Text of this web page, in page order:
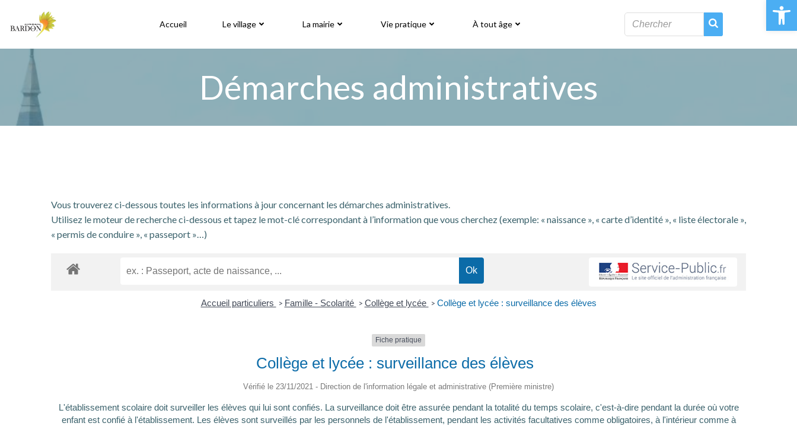
Ouvrir
contenu
Accueil Le village La mairie Vie pratique À tout âge
Démarches administratives
Vous trouverez ci-dessous toutes les informations à jour concernant les démarches administratives.
Utilisez le moteur de recherche ci-dessous et tapez le mot-clé correspondant à l’information que vous cherchez (exemple: « naissance », « carte d’identité », « liste électorale »,
« permis de conduire », « passeport »…)
Accueil particuliers > Famille - Scolarité > Collège et lycée > Collège et lycée : surveillance des élèves
Fiche pratique
Collège et lycée : surveillance des élèves
Vérifié le 23/11/2021 - Direction de l'information légale et administrative (Première ministre)
L'établissement scolaire doit surveiller les élèves qui lui sont confiés. La surveillance doit être assurée pendant la totalité du temps scolaire, c'est-à-dire pendant la durée où votre
enfant est confié à l'établissement. Les élèves sont surveillés par les personnels de l'établissement, pendant les activités facultatives comme obligatoires, à l'intérieur comme à